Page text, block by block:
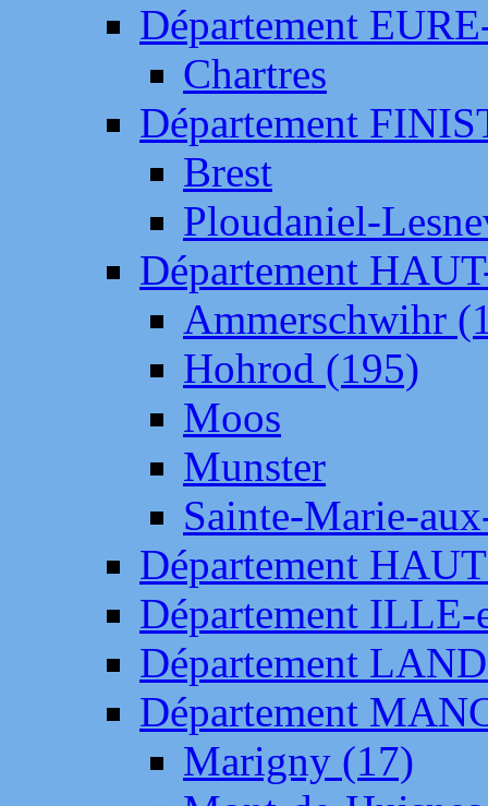
Département
Chartres
Département
Brest
Ploudaniel-
Département
Ammerschwihr
Hohrod (195)
Moos
Munster
Sainte-Marie-
Département
Département
Département
Département
Marigny (17)